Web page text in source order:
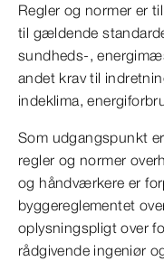
Regler og normer er
til gældende
sundheds-,
andet krav til
indeklima,
Som udgangspunkt
regler og normer
og håndværkere er
byggereglementet
oplysningspligt over
rådgivende ingeniør